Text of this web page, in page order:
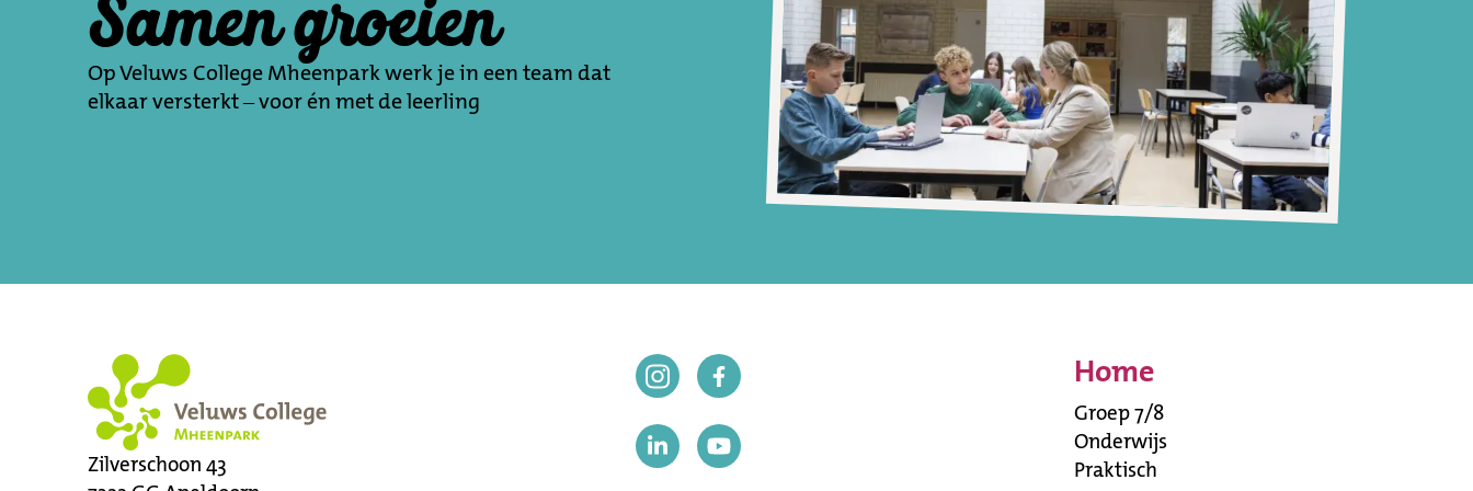
Samen groeien
Op Veluws College Mheenpark werk je in een team dat
elkaar versterkt – voor én met de leerling
Zilverschoon 43
Home
Groep 7/8
Onderwijs
Praktisch